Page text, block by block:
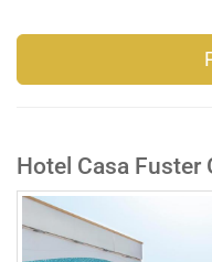
Hotel Casa Fuster